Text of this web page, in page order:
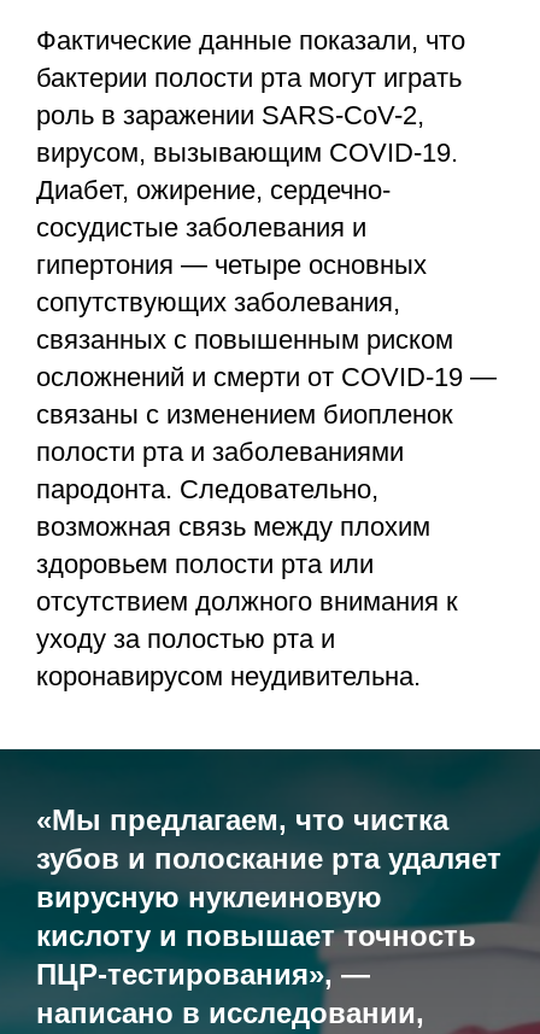
Фактические данные показали, что
бактерии полости рта могут играть
роль в заражении SARS-CoV-2,
вирусом, вызывающим COVID-19.
Диабет, ожирение, сердечно-
сосудистые заболевания и
гипертония — четыре основных
сопутствующих заболевания,
связанных с повышенным риском
осложнений и смерти от COVID-19 —
связаны с изменением биопленок
полости рта и заболеваниями
пародонта. Следовательно,
возможная связь между плохим
здоровьем полости рта или
отсутствием должного внимания к
уходу за полостью рта и
коронавирусом неудивительна.
«Мы предлагаем, что чистка
зубов и полоскание рта удаляет
вирусную нуклеиновую
кислоту и повышает точность
ПЦР-тестирования», —
написано в исследовании,